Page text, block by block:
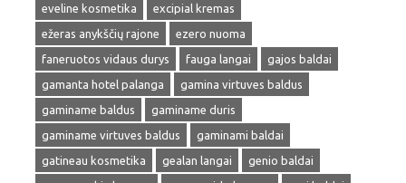
eveline kosmetika
excipial kremas
ežeras anykščių rajone
ezero nuoma
faneruotos vidaus durys
fauga langai
gajos baldai
gamanta hotel palanga
gamina virtuves baldus
gaminame baldus
gaminame duris
gaminame virtuves baldus
gaminami baldai
gatineau kosmetika
gealan langai
genio baldai